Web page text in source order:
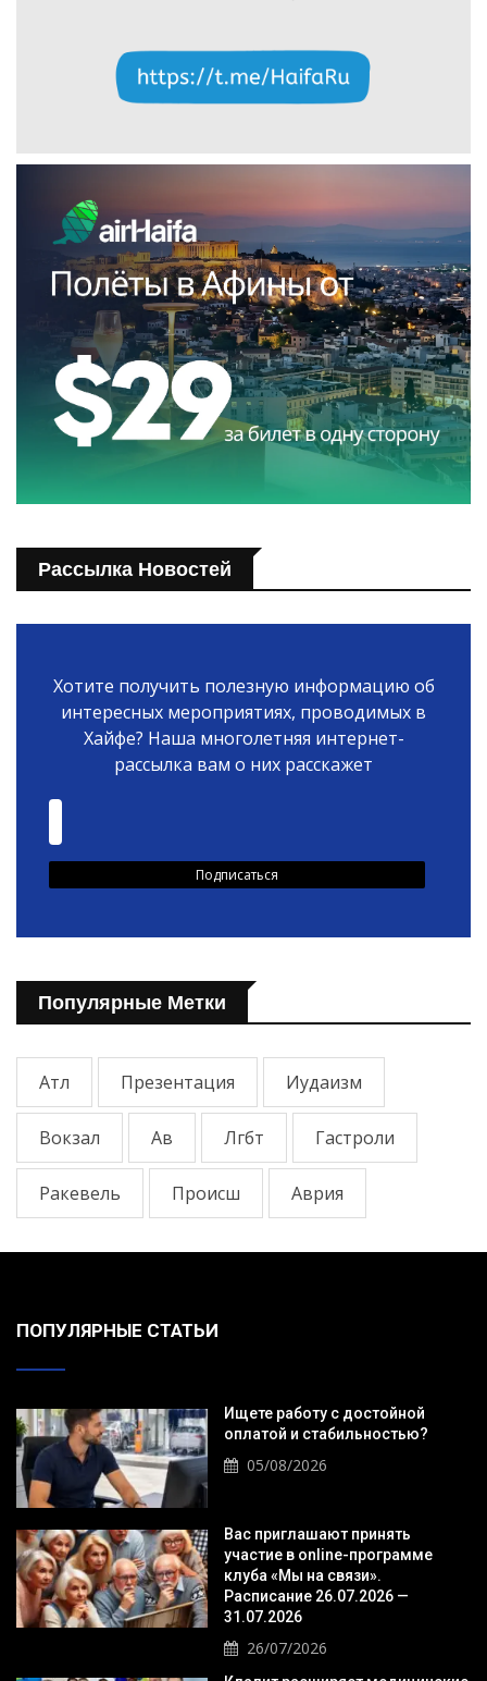
Рассылка Новостей
Хотите получить полезную информацию об
интересных мероприятиях, проводимых в
Хайфе? Наша многолетняя интернет-
рассылка вам о них расскажет
Популярные Метки
Атл Презентация Иудаизм
Вокзал Ав Лгбт Гастроли
Ракевель Происш Аврия
ПОПУЛЯРНЫЕ СТАТЬИ
Ищете работу с достойной
оплатой и стабильностью?
05/08/2026
Вас приглашают принять
участие в online-программе
клуба «Мы на связи».
Расписание 26.07.2026 —
31.07.2026
26/07/2026